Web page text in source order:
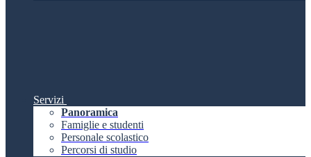
Servizi
Panoramica
Famiglie e studenti
Personale scolastico
Percorsi di studio